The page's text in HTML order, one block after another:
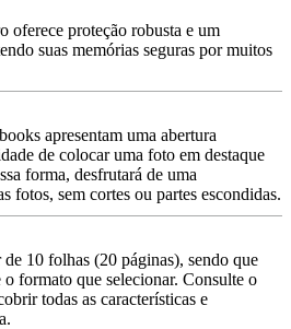
oferece proteção robusta e um
suas memórias seguras por muitos
apresentam uma abertura
de colocar uma foto em destaque
forma, desfrutará de uma
fotos, sem cortes ou partes escondidas.
10 folhas (20 páginas), sendo que
formato que selecionar. Consulte o
todas as características e